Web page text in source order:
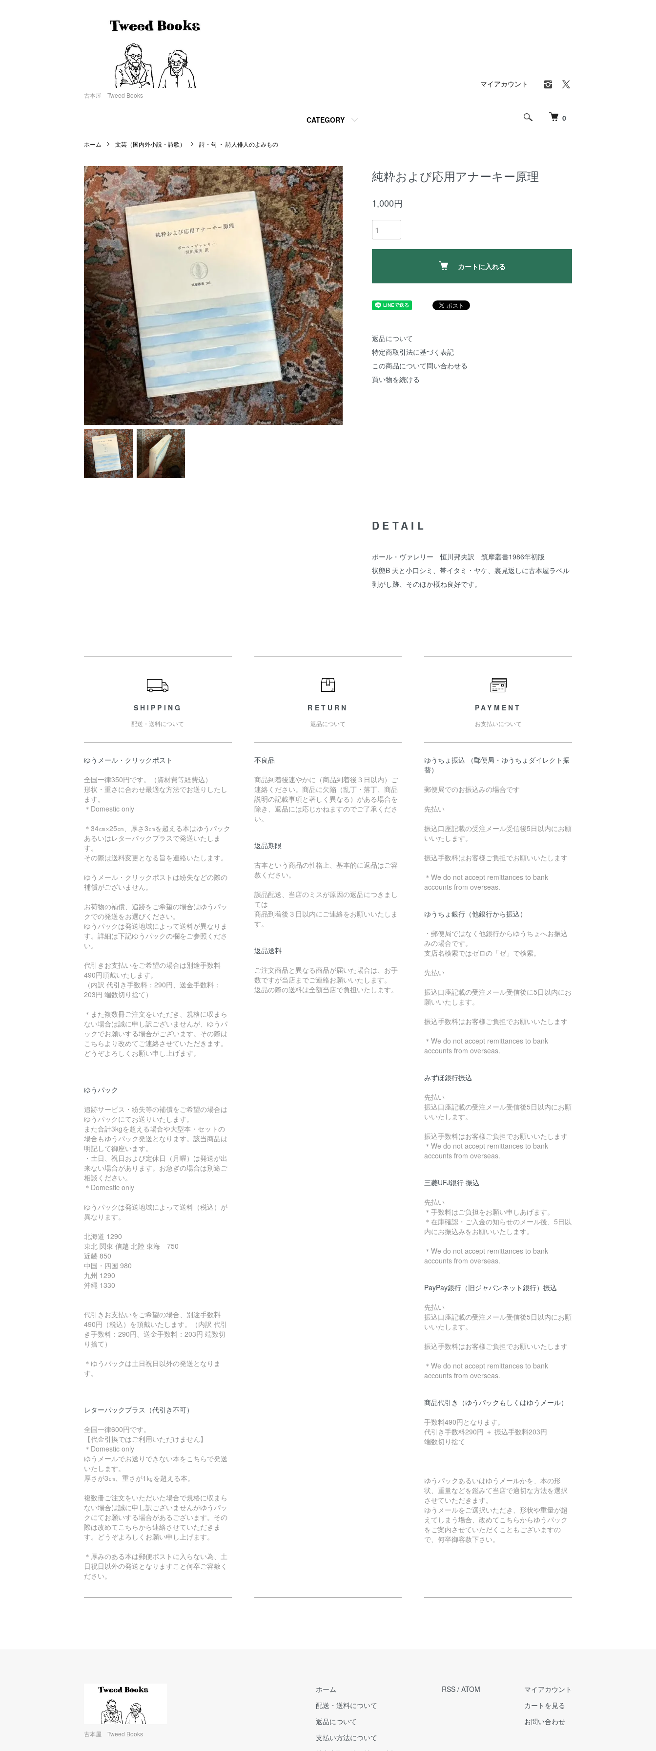
古本屋 Tweed Books
0
CATEGORY
マイアカウント
ホーム 文芸（国内外小説・詩歌） 詩・句 ・ 詩人俳人のよみもの
純粋および応用アナーキー原理
1,000円
カートに入れる
返品について
特定商取引法に基づく表記
この商品について問い合わせる
買い物を続ける
DETAIL
ポール・ヴァレリー 恒川邦夫訳 筑摩叢書1986年初版
状態B 天と小口シミ、帯イタミ・ヤケ、裏見返しに古本屋ラベル
剥がし跡、そのほか概ね良好です。
SHIPPING
配送・送料について
ゆうメール・クリックポスト
全国一律350円です。（資材費等経費込）
形状・重さに合わせ最適な方法でお送りしたし
ます。
＊Domestic only
＊34㎝×25㎝、厚さ3㎝を超える本はゆうパック
あるいはレターパックプラスで発送いたしま
す。
その際は送料変更となる旨を連絡いたします。
ゆうメール・クリックポストは紛失などの際の
補償がございません。
お荷物の補償、追跡をご希望の場合はゆうパッ
クでの発送をお選びください。
ゆうパックは発送地域によって送料が異なりま
す。詳細は下記ゆうパックの欄をご参照くださ
い。
代引きお支払いをご希望の場合は別途手数料
490円頂戴いたします。
（内訳 代引き手数料：290円、送金手数料：
203円 端数切り捨て）
＊また複数冊ご注文をいただき、規格に収まら
ない場合は誠に申し訳ございませんが、ゆうパ
ックでお願いする場合がございます。その際は
こちらより改めてご連絡させていただきます。
どうぞよろしくお願い申し上げます。
ゆうパック
追跡サービス・紛失等の補償をご希望の場合は
ゆうパックにてお送りいたします。
また合計3kgを超える場合や大型本・セットの
場合もゆうパック発送となります。該当商品は
明記して御座います。
・土日、祝日および定休日（月曜）は発送が出
来ない場合があります。お急ぎの場合は別途ご
相談ください。
＊Domestic only
ゆうパックは発送地域によって送料（税込）が
異なります。
北海道 1290
東北 関東 信越 北陸 東海 750
近畿 850
中国・四国 980
九州 1290
沖縄 1330
代引きお支払いをご希望の場合、別途手数料
490円（税込）を頂戴いたします。（内訳 代引
き手数料：290円、送金手数料：203円 端数切
り捨て）
＊ゆうパックは土日祝日以外の発送となりま
す。
レターパックプラス（代引き不可）
全国一律600円です。
【代金引換ではご利用いただけません】
＊Domestic only
ゆうメールでお送りできない本をこちらで発送
いたします。
厚さが3㎝、重さが1㎏を超える本。
複数冊ご注文をいただいた場合で規格に収まら
ない場合は誠に申し訳ございませんがゆうパッ
クにてお願いする場合があるございます。その
際は改めてこちらから連絡させていただきま
す。どうぞよろしくお願い申し上げます。
＊厚みのある本は郵便ポストに入らない為、土
日祝日以外の発送となりますこと何卒ご容赦く
ださい。
RETURN
返品について
不良品
商品到着後速やかに（商品到着後３日以内）ご
連絡ください。商品に欠陥（乱丁・落丁、商品
説明の記載事項と著しく異なる）がある場合を
除き、返品には応じかねますのでご了承くださ
い。
返品期限
古本という商品の性格上、基本的に返品はご容
赦ください。
誤品配送、当店のミスが原因の返品につきまし
ては
商品到着後３日以内にご連絡をお願いいたしま
す。
返品送料
ご注文商品と異なる商品が届いた場合は、お手
数ですが当店までご連絡お願いいたします。
返品の際の送料は全額当店で負担いたします。
PAYMENT
お支払いについて
ゆうちょ振込 （郵便局・ゆうちょダイレクト振
替）
郵便局でのお振込みの場合です
先払い
振込口座記載の受注メール受信後5日以内にお願
いいたします。
振込手数料はお客様ご負担でお願いいたします
＊We do not accept remittances to bank
accounts from overseas.
ゆうちょ銀行（他銀行から振込）
・郵便局ではなく他銀行からゆうちょへお振込
みの場合です。
支店名検索ではゼロの「ゼ」で検索。
先払い
振込口座記載の受注メール受信後に5日以内にお
願いいたします。
振込手数料はお客様ご負担でお願いいたします
＊We do not accept remittances to bank
accounts from overseas.
みずほ銀行振込
先払い
振込口座記載の受注メール受信後5日以内にお願
いいたします。
振込手数料はお客様ご負担でお願いいたします
＊We do not accept remittances to bank
accounts from overseas.
三菱UFJ銀行 振込
先払い
＊手数料はご負担をお願い申しあげます。
＊在庫確認・ご入金の知らせのメール後、5日以
内にお振込みをお願いいたします。
＊We do not accept remittances to bank
accounts from overseas.
PayPay銀行（旧ジャパンネット銀行）振込
先払い
振込口座記載の受注メール受信後5日以内にお願
いいたします。
振込手数料はお客様ご負担でお願いいたします
＊We do not accept remittances to bank
accounts from overseas.
商品代引き（ゆうパックもしくはゆうメール）
手数料490円となります。
代引き手数料290円 ＋ 振込手数料203円
端数切り捨て
ゆうパックあるいはゆうメールかを、本の形
状、重量などを鑑みて当店で適切な方法を選択
させていただきます。
ゆうメールをご選択いただき、形状や重量が超
えてしまう場合、改めてこちらからゆうパック
をご案内させていただくこともございますの
で、何卒御容赦下さい。
古本屋 Tweed Books
ホーム
配送・送料について
返品について
支払い方法について
RSS / ATOM
マイアカウント
カートを見る
お問い合わせ